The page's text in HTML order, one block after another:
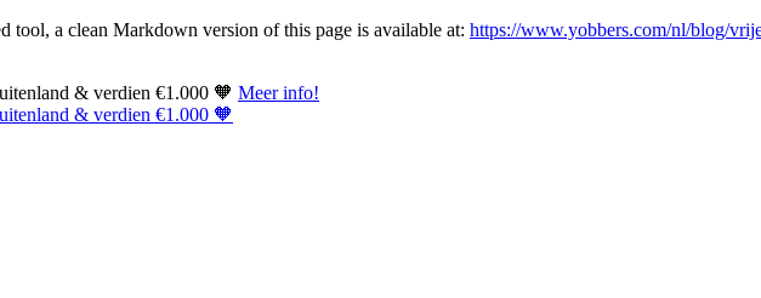
tool, a clean Markdown version of this page is available at: https://www.yobbers.com/nl/blog/
& verdien €1.000 🧡 Meer info!
& verdien €1.000 🧡